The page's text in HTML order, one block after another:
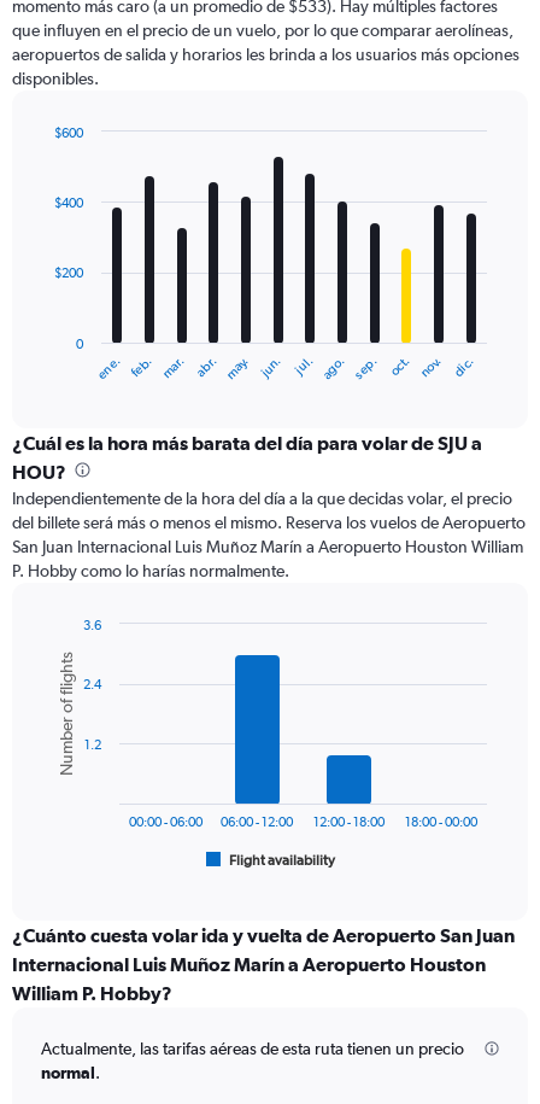
axis
displaying
values.
Range:
1200.
momento más caro (a un promedio de $533). Hay múltiples factores
que influyen en el precio de un vuelo, por lo que comparar aerolíneas,
aeropuertos de salida y horarios les brinda a los usuarios más opciones
disponibles.
with
12
The
categories.
Range:
categories.
The
chart
has
axis
displaying
values.
Range:
ene. feb. mar. abr. may. jun. jul. ago. sep. oct. nov. dic.
0
$200
$400
$600
¿Cuál es la hora más barata del día para volar de SJU a
HOU?
Independientemente de la hora del día a la que decidas volar, el precio
del billete será más o menos el mismo. Reserva los vuelos de Aeropuerto
San Juan Internacional Luis Muñoz Marín a Aeropuerto Houston William
P. Hobby como lo harías normalmente.
chart
with
bars.
The
categories.
Range:
categories.
chart
has
Chart
graphic.
Number of flights
Flight availability
00:00 - 06:00 06:00 - 12:00 12:00 - 18:00 18:00 - 00:00
1.2
2.4
3.6
¿Cuánto cuesta volar ida y vuelta de Aeropuerto San Juan
Internacional Luis Muñoz Marín a Aeropuerto Houston
William P. Hobby?
Actualmente, las tarifas aéreas de esta ruta tienen un precio
normal.